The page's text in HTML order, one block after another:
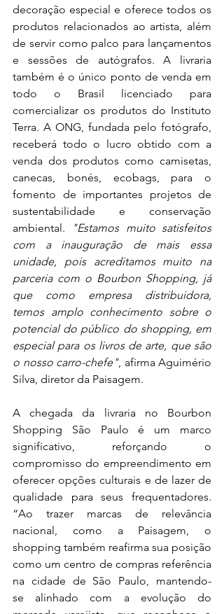
decoração especial e oferece todos os
produtos relacionados ao artista, além
de servir como palco para lançamentos
e sessões de autógrafos. A livraria
também é o único ponto de venda em
todo o Brasil licenciado para
comercializar os produtos do Instituto
Terra. A ONG, fundada pelo fotógrafo,
receberá todo o lucro obtido com a
venda dos produtos como camisetas,
canecas, bonés, ecobags, para o
fomento de importantes projetos de
sustentabilidade e conservação
ambiental. "Estamos muito satisfeitos
com a inauguração de mais essa
unidade, pois acreditamos muito na
parceria com o Bourbon Shopping, já
que como empresa distribuidora,
temos amplo conhecimento sobre o
potencial do público do shopping, em
especial para os livros de arte, que são
o nosso carro-chefe", afirma Aguimério
Silva, diretor da Paisagem.
A chegada da livraria no Bourbon
Shopping São Paulo é um marco
significativo, reforçando o
compromisso do empreendimento em
oferecer opções culturais e de lazer de
qualidade para seus frequentadores.
“Ao trazer marcas de relevância
nacional, como a Paisagem, o
shopping também reafirma sua posição
como um centro de compras referência
na cidade de São Paulo, mantendo-
se alinhado com a evolução do